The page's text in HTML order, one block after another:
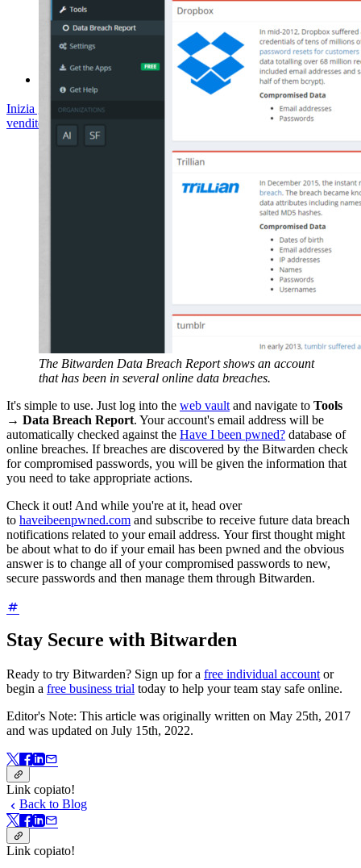
Corsi
Forum della community
Servizi Enterprise
Inizia gratisInizia gratis
Contatta il reparto
vendite
Accedi Accedi
The Bitwarden Data Breach Report shows an account
that has been in several online data breaches.
It's simple to use. Just log into the web vault and navigate to Tools
→ Data Breach Report. Your account's email address will be
automatically checked against the Have I been pwned? database of
online breaches. If breaches are discovered by the Bitwarden check
for compromised passwords, you will be given the information that
you need to take appropriate actions.
Check it out! And while you're at it, head over
to haveibeenpwned.com and subscribe to receive future data breach
notifications related to your email address. Your first thought might
be about what to do if your email has been pwned and the obvious
answer is to change all of your compromised passwords to new,
secure passwords and then manage them through Bitwarden.
Stay Secure with Bitwarden
Ready to try Bitwarden? Sign up for a free individual account or
begin a free business trial today to help your team stay safe online.
Editor's Note: This article was originally written on May 25th, 2017
and was updated on July 15th, 2022.
Link copiato!
Back to Blog
Link copiato!